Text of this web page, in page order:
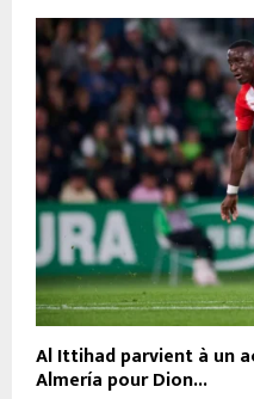
Al Ittihad parvient à un
Almería pour Dion...